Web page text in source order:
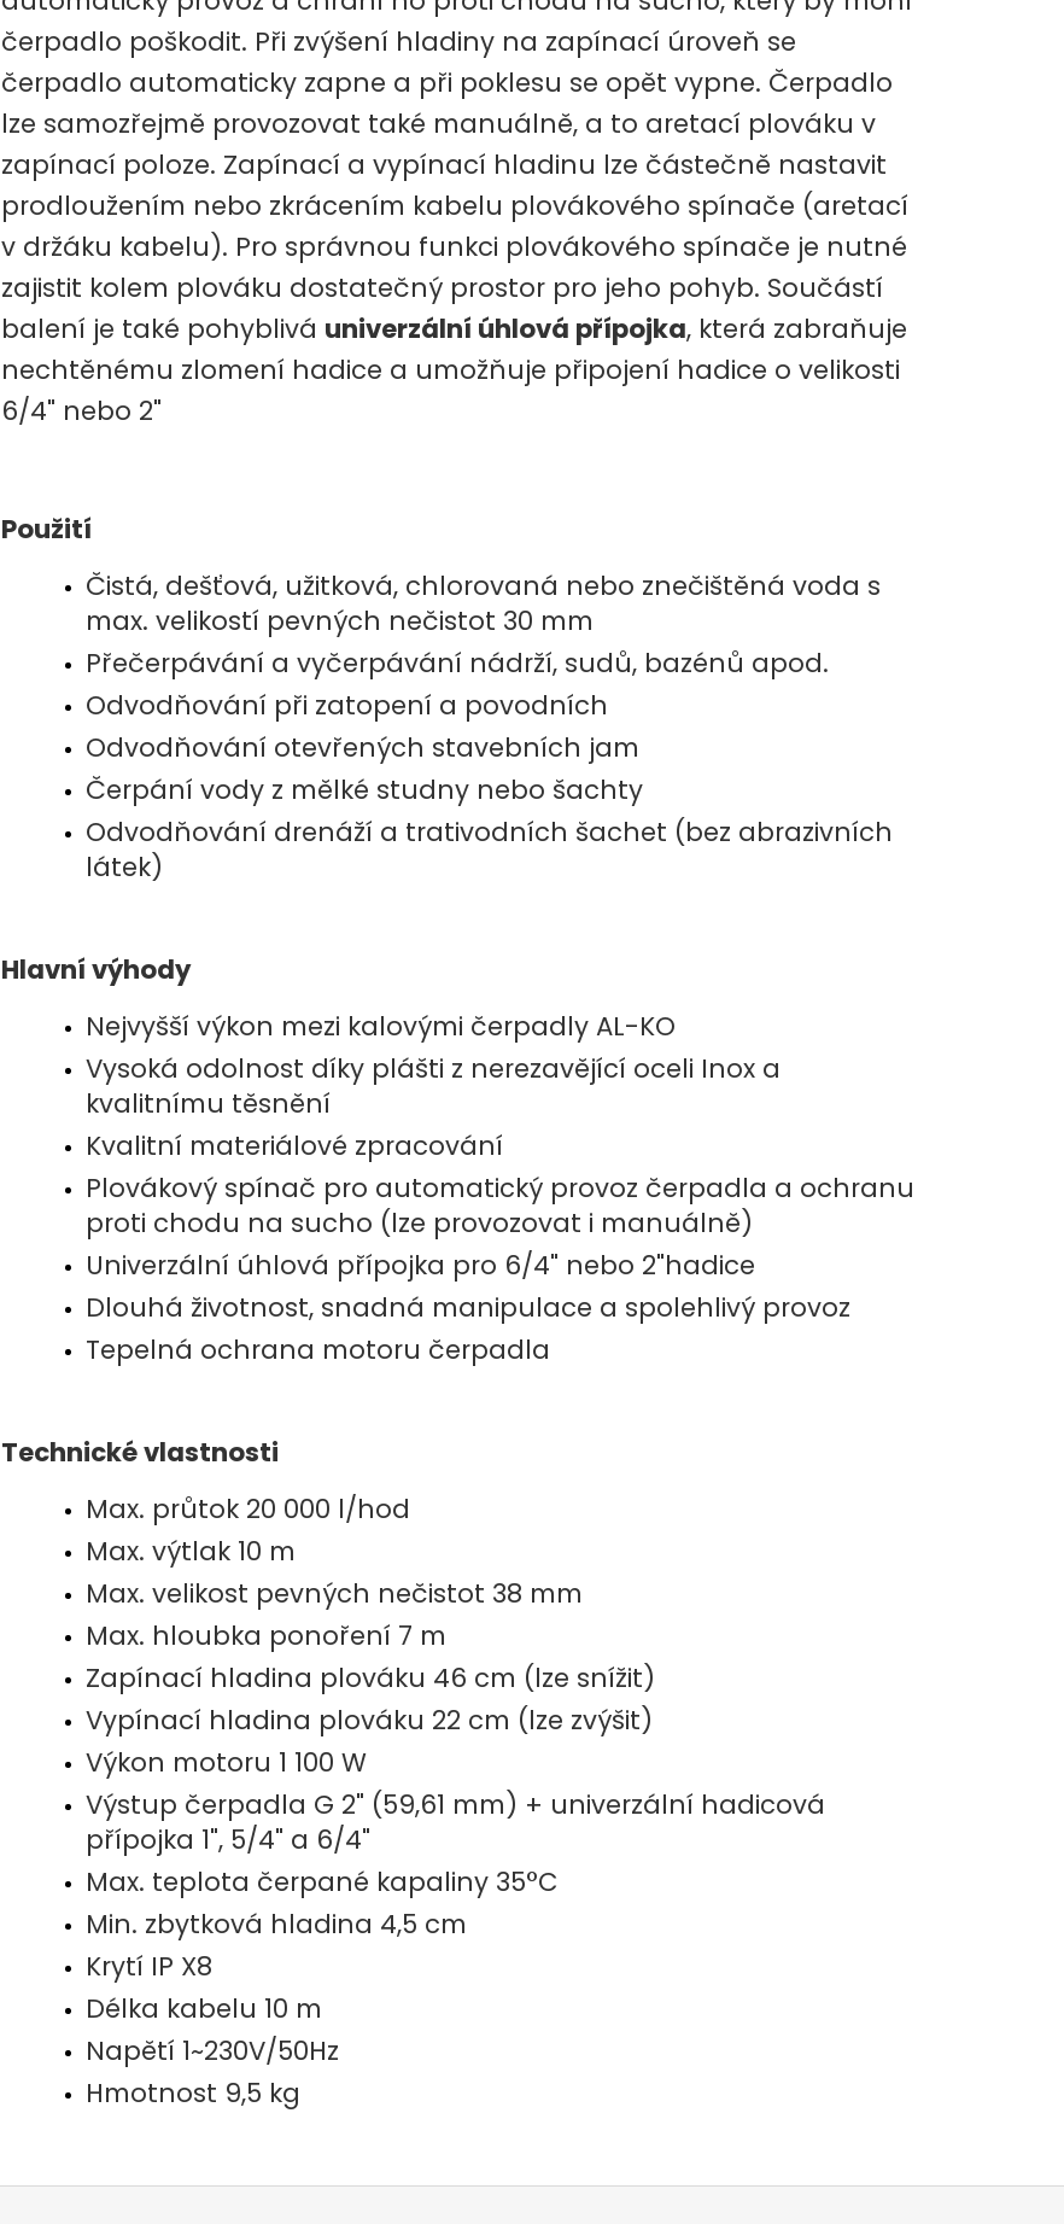
čerpadlo poškodit. Při zvýšení hladiny na zapínací úroveň se
čerpadlo automaticky zapne a při poklesu se opět vypne. Čerpadlo
lze samozřejmě provozovat také manuálně, a to aretací plováku v
zapínací poloze. Zapínací a vypínací hladinu lze částečně nastavit
prodloužením nebo zkrácením kabelu plovákového spínače (aretací
v držáku kabelu). Pro správnou funkci plovákového spínače je nutné
zajistit kolem plováku dostatečný prostor pro jeho pohyb. Součástí
balení je také pohyblivá univerzální úhlová přípojka, která zabraňuje
nechtěnému zlomení hadice a umožňuje připojení hadice o velikosti
6/4" nebo 2"
Použití
Čistá, dešťová, užitková, chlorovaná nebo znečištěná voda s
max. velikostí pevných nečistot 30 mm
Přečerpávání a vyčerpávání nádrží, sudů, bazénů apod.
Odvodňování při zatopení a povodních
Odvodňování otevřených stavebních jam
Čerpání vody z mělké studny nebo šachty
Odvodňování drenáží a trativodních šachet (bez abrazivních
látek)
Hlavní výhody
Nejvyšší výkon mezi kalovými čerpadly AL-KO
Vysoká odolnost díky plášti z nerezavějící oceli Inox a
kvalitnímu těsnění
Kvalitní materiálové zpracování
Plovákový spínač pro automatický provoz čerpadla a ochranu
proti chodu na sucho (lze provozovat i manuálně)
Univerzální úhlová přípojka pro 6/4" nebo 2"hadice
Dlouhá životnost, snadná manipulace a spolehlivý provoz
Tepelná ochrana motoru čerpadla
Technické vlastnosti
Max. průtok 20 000 l/hod
Max. výtlak 10 m
Max. velikost pevných nečistot 38 mm
Max. hloubka ponoření 7 m
Zapínací hladina plováku 46 cm (lze snížit)
Vypínací hladina plováku 22 cm (lze zvýšit)
Výkon motoru 1 100 W
Výstup čerpadla G 2" (59,61 mm) + univerzální hadicová
přípojka 1", 5/4" a 6/4"
Max. teplota čerpané kapaliny 35°C
Min. zbytková hladina 4,5 cm
Krytí IP X8
Délka kabelu 10 m
Napětí 1~230V/50Hz
Hmotnost 9,5 kg